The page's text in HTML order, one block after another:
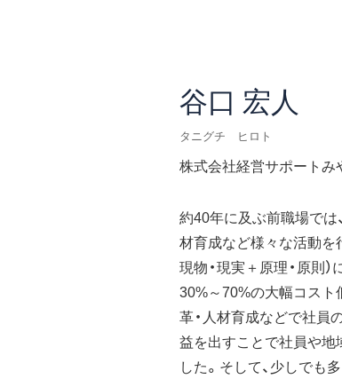
谷口 宏人
タニグチ ヒロト
株式会社経営サポートみ
約40年に及ぶ前職場では
材育成など様々な活動を
現物・現実＋原理・原則
30%～70%の大幅コスト
革・人材育成などで社員
益を出すことで社員や地
した。そして、少しでも